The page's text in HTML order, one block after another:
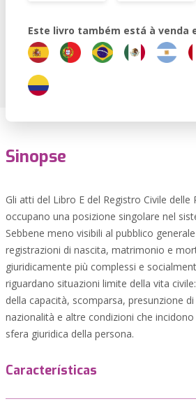
Este livro também está à venda
Sinopse
Gli atti del Libro E del Registro Civile delle
occupano una posizione singolare nel
Sebbene meno visibili al pubblico
registrazioni di nascita, matrimonio e
giuridicamente più complessi e
riguardano situazioni limite della vita
della capacità, scomparsa, presunzione
nazionalità e altre condizioni che
sfera giuridica della persona.
Características